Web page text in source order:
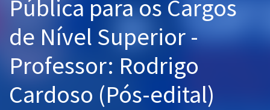
OAB
Mentorias
Questões grátis
Conteúdo gratuito
Pública para os Cargos
de Nível Superior -
Professor: Rodrigo
Cardoso (Pós-edital)